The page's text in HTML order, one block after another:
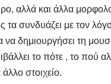
αλλά και άλλα
τα συνδυάζει με τον
να δημιουργήσει τη
το πότε , το πού
στοιχείο.